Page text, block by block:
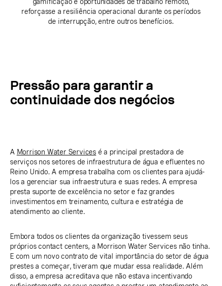
reforçasse a resiliência operacional durante os períodos
de interrupção, entre outros benefícios.
Pressão para garantir a
continuidade dos negócios
A Morrison Water Services é a principal prestadora de
serviços nos setores de infraestrutura de água e efluentes no
Reino Unido. A empresa trabalha com os clientes para ajudá-
los a gerenciar sua infraestrutura e suas redes. A empresa
presta suporte de excelência no setor e faz grandes
investimentos em treinamento, cultura e estratégia de
atendimento ao cliente.
Embora todos os clientes da organização tivessem seus
próprios contact centers, a Morrison Water Services não tinha.
E com um novo contrato de vital importância do setor de água
prestes a começar, tiveram que mudar essa realidade. Além
disso, a empresa acreditava que não estava incentivando